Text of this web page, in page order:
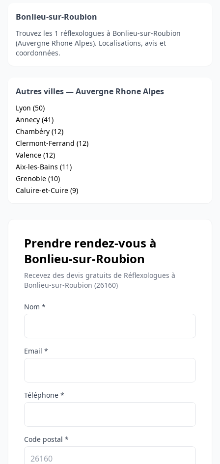
Bonlieu-sur-Roubion
Trouvez les 1 réflexologues à Bonlieu-sur-Roubion
(Auvergne Rhone Alpes). Localisations, avis et
coordonnées.
Autres villes — Auvergne Rhone Alpes
Lyon (50)
Annecy (41)
Chambéry (12)
Clermont-Ferrand (12)
Valence (12)
Aix-les-Bains (11)
Grenoble (10)
Caluire-et-Cuire (9)
Prendre rendez-vous à
Bonlieu-sur-Roubion
Recevez des devis gratuits de Réflexologues à
Bonlieu-sur-Roubion (26160)
Nom *
Email *
Téléphone *
Code postal *